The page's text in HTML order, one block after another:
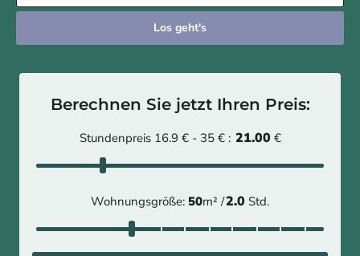
Los geht's
Berechnen Sie jetzt Ihren Preis:
Stundenpreis 16.9 € - 35 € : 21.00 €
Wohnungsgröße: 50m² /2.0 Std.